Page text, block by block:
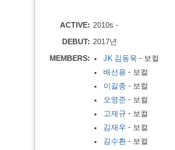
ACTIVE: 2010s -
DEBUT: 2017년
MEMBERS:
JK 김동욱 - 보컬
배선용 - 보컬
이길종 - 보컬
오영준 - 보컬
고재규 - 보컬
김재우 - 보컬
김수환 - 보컬